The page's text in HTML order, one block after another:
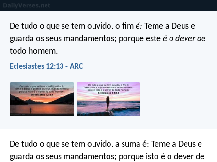
De tudo o que se tem ouvido, o fim é: Teme a Deus e
guarda os seus mandamentos; porque este é o dever de
todo homem.
Eclesiastes 12:13 - ARC
De tudo o que se tem ouvido, a suma é: Teme a Deus e
guarda os seus mandamentos; porque isto é o dever de